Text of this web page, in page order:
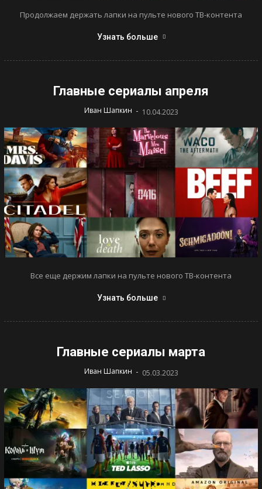
Продолжаем держать лапки на пульте нового ТВ-контента
Узнать больше
Главные сериалы апреля
Иван Шапкин - 10.04.2023
Все еще держим лапки на пульте нового ТВ-контента
Узнать больше
Главные сериалы марта
Иван Шапкин - 05.03.2023